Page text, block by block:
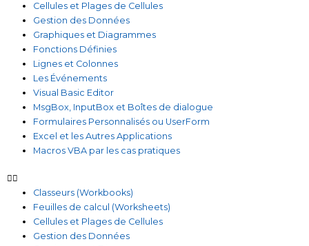
Cellules et Plages de Cellules
Gestion des Données
Graphiques et Diagrammes
Fonctions Définies
Lignes et Colonnes
Les Événements
Visual Basic Editor
MsgBox, InputBox et Boîtes de dialogue
Formulaires Personnalisés ou UserForm
Excel et les Autres Applications
Macros VBA par les cas pratiques
Classeurs (Workbooks)
Feuilles de calcul (Worksheets)
Cellules et Plages de Cellules
Gestion des Données